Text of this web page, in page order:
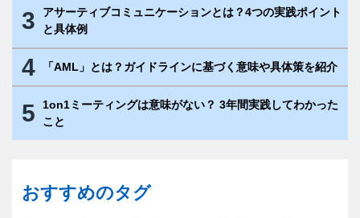
3
アサーティブコミュニケーションとは？4つの実践ポイント
と具体例
4 「AML」とは？ガイドラインに基づく意味や具体策を紹介
5
1on1ミーティングは意味がない？ 3年間実践してわかった
こと
おすすめのタグ